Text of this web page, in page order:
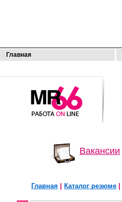
Главная
МОЯ
РАБОТА
Вакансии
Главная Каталог резюме